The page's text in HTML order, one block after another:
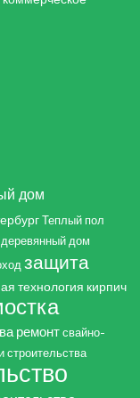
дом
Теплый пол
деревянный дом
защита
технология кирпич
ремонт свайно-
строительства